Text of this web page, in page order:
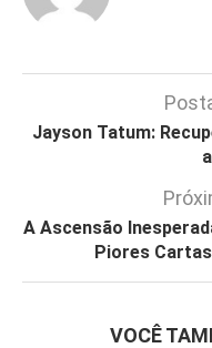
Jayson Tatum:
A Ascensão
Piores
VOCÊ